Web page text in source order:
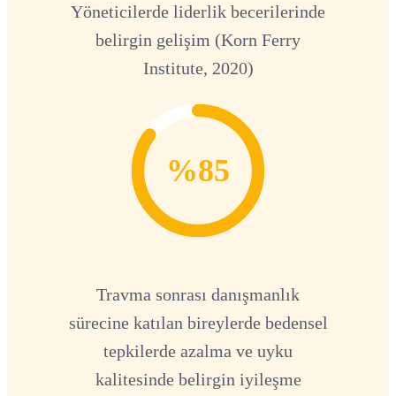
Yöneticilerde liderlik becerilerinde
belirgin gelişim (Korn Ferry
Institute, 2020)
%85
Travma sonrası danışmanlık
sürecine katılan bireylerde bedensel
tepkilerde azalma ve uyku
kalitesinde belirgin iyileşme